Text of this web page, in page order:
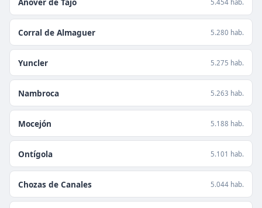
5.454 hab.
Corral de Almaguer 5.280 hab.
Yuncler 5.275 hab.
Nambroca 5.263 hab.
Mocejón 5.188 hab.
Ontígola 5.101 hab.
Chozas de Canales 5.044 hab.